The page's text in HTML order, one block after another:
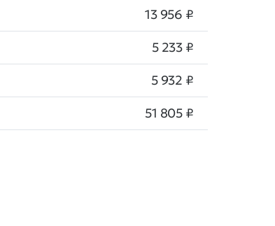
13 956 ₽
5 233 ₽
5 932 ₽
51 805 ₽